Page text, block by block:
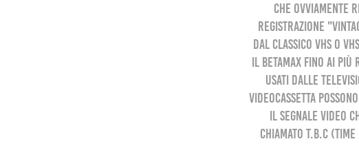
che ovviamente
registrazione
dal classico VHS o
il Betamax fino ai
usati dalle
videocassetta
il segnale video
chiamato T.B.C